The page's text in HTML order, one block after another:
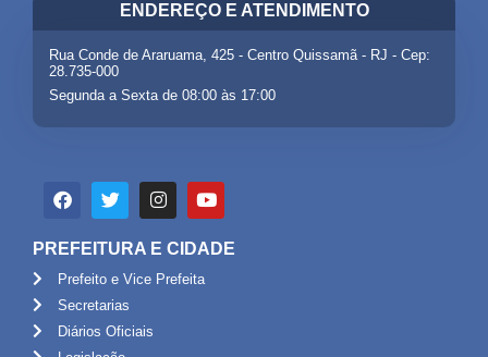
ENDEREÇO E ATENDIMENTO
Rua Conde de Araruama, 425 - Centro Quissamã - RJ - Cep:
28.735-000
Segunda a Sexta de 08:00 às 17:00
PREFEITURA E CIDADE
Prefeito e Vice Prefeita
Secretarias
Diários Oficiais